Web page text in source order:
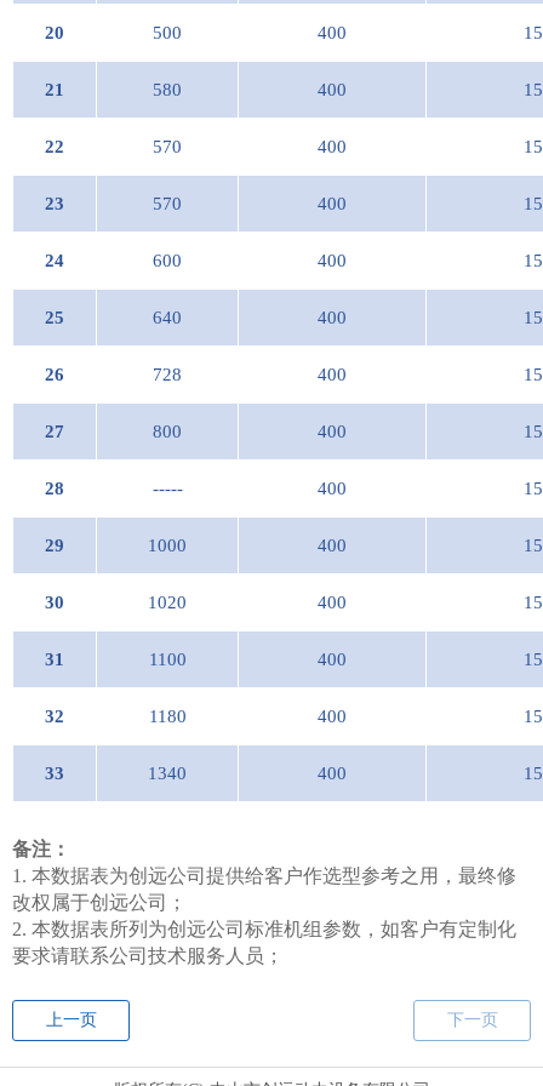
20 500 400
21 580 400
22 570 400
23 570 400
24 600 400
25 640 400
26 728 400
27 800 400
28 ----- 400
29 1000 400
30 1020 400
31 1100 400
32 1180 400
33 1340 400
备注：
1. 本数据表为创远公司提供给客户作选型参考之用，最终修
改权属于创远公司；
2. 本数据表所列为创远公司标准机组参数，如客户有定制化
要求请联系公司技术服务人员；
上一页 下一页